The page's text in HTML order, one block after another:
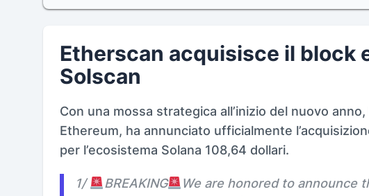
Etherscan acquisisce il block
Solscan
Con una mossa strategica all’inizio del nuovo anno,
Ethereum, ha annunciato ufficialmente
per l’ecosistema Solana 108,64 dollari.
1/ BREAKING
We are honored to announce